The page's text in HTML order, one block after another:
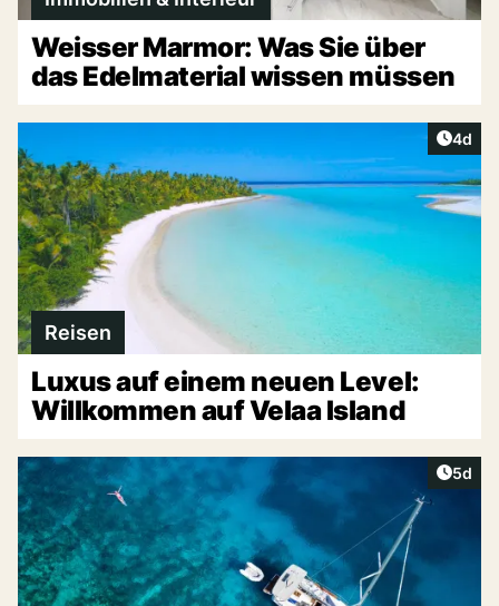
Weisser Marmor: Was Sie über
das Edelmaterial wissen müssen
4d
Reisen
Luxus auf einem neuen Level:
Willkommen auf Velaa Island
5d